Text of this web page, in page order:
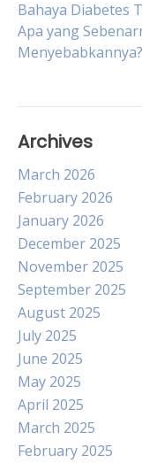
Post
Bahaya Diabetes
Apa yang
Menyebabkannya?
Archives
March 2026
February 2026
January 2026
December 2025
November 2025
September 2025
August 2025
July 2025
June 2025
May 2025
April 2025
March 2025
February 2025